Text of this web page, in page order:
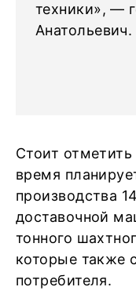
техники», —
Анатольевич.
Стоит
время
производства
доставочной
тонного
которые также
потребителя.